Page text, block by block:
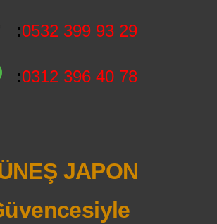
:0532 399 93 29
:0312 396 40 78
JAPON